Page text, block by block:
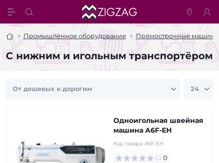
Промышленное оборудование Прямострочные машины
С нижним и игольным транспортёром
Одноигольная швейная
машина A6F-EH
Код товара: A6F-EH
0